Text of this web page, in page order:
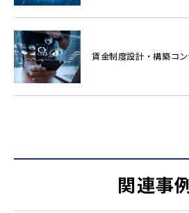
賃金制度設計・構築コ
関連事